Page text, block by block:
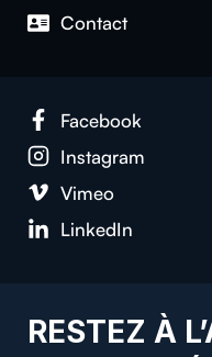
Con­tact
Face­book
Insta­gram
Vimeo
LinkedIn
RESTEZ À